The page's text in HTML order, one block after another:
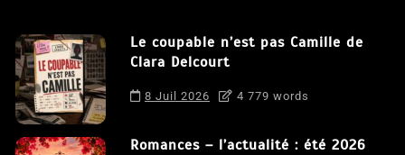
Le coupable n’est pas Camille de
Clara Delcourt
8 Juil 2026 4 779 words
Romances – l’actualité : été 2026